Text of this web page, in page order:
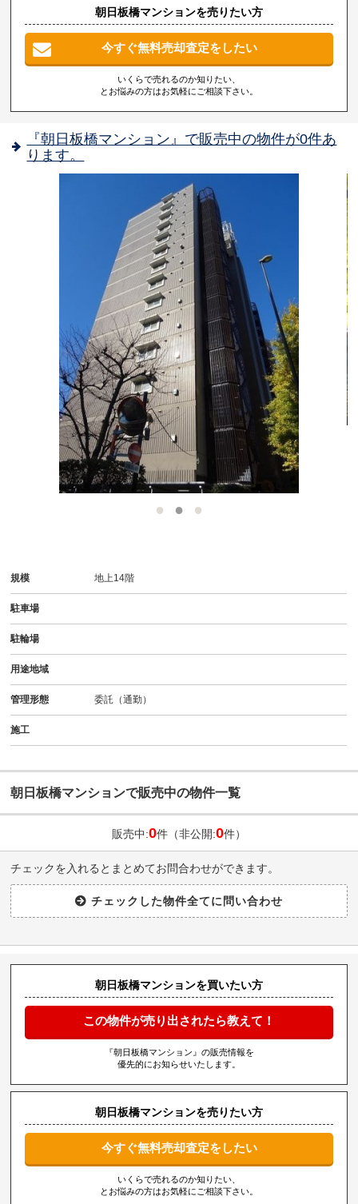
朝日板橋マンションを売りたい方
今すぐ無料売却査定をしたい
いくらで売れるのか知りたい、
とお悩みの方はお気軽にご相談下さい。
『朝日板橋マンション』で販売中の物件が0件あ
ります。
規模 地上14階
駐車場
駐輪場
用途地域
管理形態 委託（通勤）
施工
朝日板橋マンションで販売中の物件一覧
販売中:0件（非公開:0件）
チェックを入れるとまとめてお問合わせができます。
朝日板橋マンションを買いたい方
この物件が売り出されたら教えて！
『朝日板橋マンション』の販売情報を
優先的にお知らせいたします。
朝日板橋マンションを売りたい方
今すぐ無料売却査定をしたい
いくらで売れるのか知りたい、
とお悩みの方はお気軽にご相談下さい。